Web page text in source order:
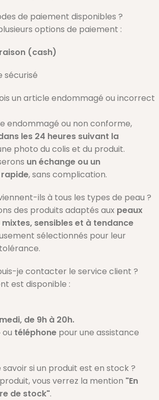
de paiement disponibles ?
options de paiement :
(cash)
sécurisé
un article endommagé ou incorrect
endommagé ou non conforme,
les 24 heures suivant la
photo du colis et du produit.
un échange ou un
, sans complication.
ils à tous les types de peau ?
des produits adaptés aux peaux
sensibles et à tendance
sélectionnés pour leur
je contacter le service client ?
est disponible :
de 9h à 20h.
ou téléphone pour une assistance
si un produit est en stock ?
vous verrez la mention "En
de stock".